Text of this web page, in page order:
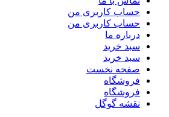
حساب کاربری من
حساب کاربری من
درباره ما
سبد خرید
سبد خرید
صفحه نخست
فروشگاه
فروشگاه
نقشه گوگل